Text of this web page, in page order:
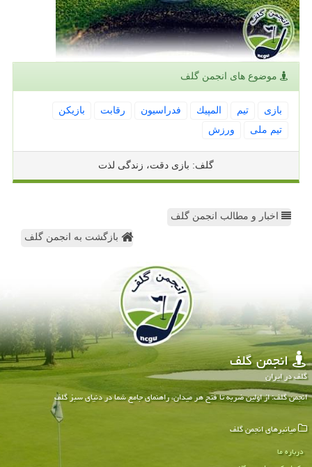
موضوع های انجمن گلف
بازی تیم المپیك فدراسیون رقابت
بازیكن
تیم ملی
ورزش
گلف: بازی دقت، زندگی لذت
اخبار و مطالب انجمن گلف
بازگشت به انجمن گلف
انجمن گلف
گلف در ایران
انجمن گلف: از اولین ضربه تا فتح هر میدان، راهنمای جامع شما در دنیای سبز گلف
میانبرهای انجمن گلف
درباره ما